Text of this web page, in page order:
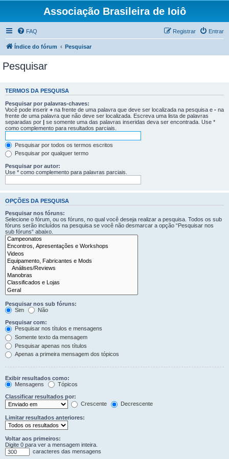
Associação Brasileira de Ioiô
FAQ Entrar
Registrar
Índice do fórum Pesquisar
Pesquisar
TERMOS DA PESQUISA
Pesquisar por palavras-chaves:
Você pode inserir + na frente de uma palavra que deve ser localizada na pesquisa e - na
frente de uma palavra que não deve ser localizada. Escreva uma lista de palavras
separadas por | se somente uma das palavras inseridas deva ser encontrada. Use *
como complemento para resultados parciais.
Pesquisar por todos os termos escritos
Pesquisar por qualquer termo
Pesquisar por autor:
Use * como complemento para palavras parciais.
OPÇÕES DA PESQUISA
Pesquisar nos fóruns:
Selecione o fórum, ou os fóruns, no qual você deseja realizar a pesquisa. Todos os sub
fóruns serão incluídos na pesquisa se você não desmarcar a opção “Pesquisar nos
sub fóruns“ abaixo.
Pesquisar nos sub fóruns:
Sim
Não
Pesquisar com:
Pesquisar nos títulos e mensagens
Somente texto da mensagem
Pesquisar apenas nos títulos
Apenas a primeira mensagem dos tópicos
Exibir resultados como:
Mensagens
Tópicos
Classificar resultados por:
Crescente
Decrescente
Limitar resultados anteriores:
Voltar aos primeiros:
Digite 0 para ver a mensagem inteira.
caracteres das mensagens